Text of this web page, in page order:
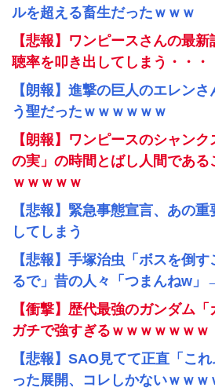
ルを超える畜生だったｗｗｗ
【悲報】ワンピースさんの最
聴率を叩き出してしまう・・・
【朗報】進撃の巨人のエレン
う聖だったｗｗｗｗｗｗ
【朗報】ワンピースのシャン
の実」の時間とばし人間である
ｗｗｗｗｗ
【悲報】緊急事態宣言、あの
してしまう
【悲報】手塚治虫「ボスを倒
るで」昔の人々「つまんねw」
【衝撃】歴代最強のガンダム「
ガチで強すぎるｗｗｗｗｗｗｗ
【悲報】SAO見てて正直「こ
った展開、コレしかないｗｗｗ